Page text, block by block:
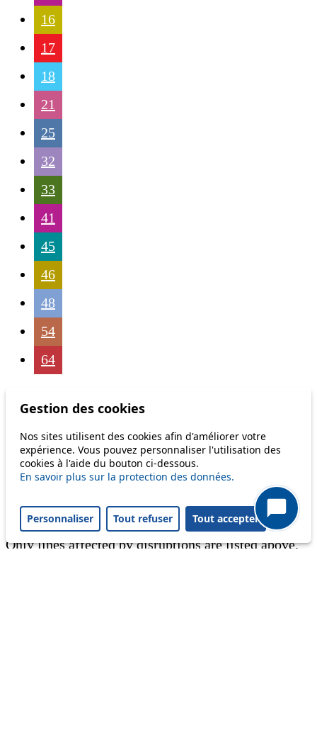
16
17
18
21
25
32
33
41
45
46
48
54
64
Status
Information
Ongoing disruption
Reset filters
Only lines affected by disruptions are listed above.
Gestion des cookies
Nos sites utilisent des cookies afin d'améliorer votre
expérience. Vous pouvez personnaliser l'utilisation des
cookies à l'aide du bouton ci-dessous.
En savoir plus sur la protection des données.
Personnaliser Tout refuser Tout accepter